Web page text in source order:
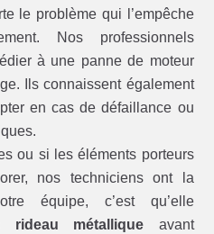
le problème qui l’empêche
Nos professionnels
à une panne de moteur
Ils connaissent également
en cas de défaillance ou
ou si les éléments porteurs
nos techniciens ont la
équipe, c’est qu’elle
rideau métallique avant